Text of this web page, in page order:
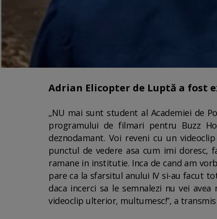
Adrian Elicopter de Luptă a fost
„NU mai sunt student al Academiei de
programului de filmari pentru Buzz
deznodamant. Voi reveni cu un
punctul de vedere asa cum imi doresc,
ramane in institutie. Inca de cand am
pare ca la sfarsitul anului IV si-au facut
daca incerci sa le semnalezi nu vei
videoclip ulterior, multumesc!”, a